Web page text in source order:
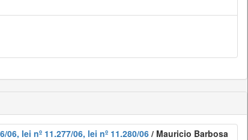
lei nº 11.277/06, lei nº 11.280/06 / Mauricio Barbosa